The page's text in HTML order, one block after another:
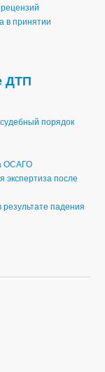
в принятии
ДТП
порядок
ОСАГО
экспертиза после
падения